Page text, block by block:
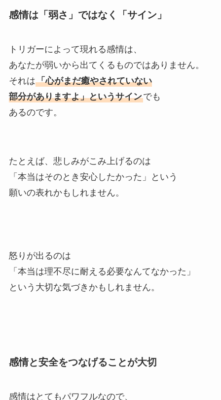
感情は「弱さ」ではなく「サイン」
トリガーによって現れる感情は、
あなたが弱いから出てくるものではありません。
それは「心がまだ癒やされていない
部分がありますよ」というサインでも
あるのです。
たとえば、悲しみがこみ上げるのは
「本当はそのとき安心したかった」という
願いの表れかもしれません。
怒りが出るのは
「本当は理不尽に耐える必要なんてなかった」
という大切な気づきかもしれません。
感情と安全をつなげることが大切
感情はとてもパワフルなので、